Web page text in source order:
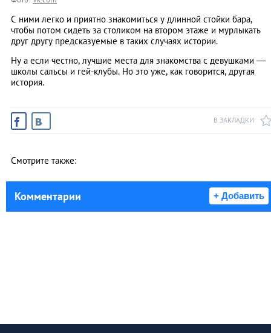
С ними легко и приятно знакомиться у длинной стойки бара,
чтобы потом сидеть за столиком на втором этаже и мурлыкать
друг другу предсказуемые в таких случаях истории.
Ну а если честно, лучшие места для знакомства с девушками —
школы сальсы и гей-клубы. Но это уже, как говорится, другая
история.
В ЗАКЛАДКИ
Смотрите также:
Комментарии + Добавить